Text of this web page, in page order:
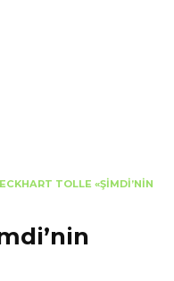
ECKHART TOLLE «ŞIMDI’NIN